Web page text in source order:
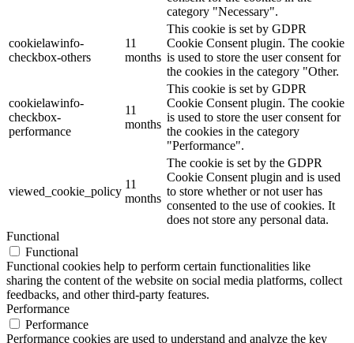
category "Necessary".
cookielawinfo-
checkbox-others
11
months
This cookie is set by GDPR
Cookie Consent plugin. The cookie
is used to store the user consent for
the cookies in the category "Other.
cookielawinfo-
checkbox-
performance
11
months
This cookie is set by GDPR
Cookie Consent plugin. The cookie
is used to store the user consent for
the cookies in the category
"Performance".
viewed_cookie_policy
11
months
The cookie is set by the GDPR
Cookie Consent plugin and is used
to store whether or not user has
consented to the use of cookies. It
does not store any personal data.
Functional
Functional
Functional cookies help to perform certain functionalities like
sharing the content of the website on social media platforms, collect
feedbacks, and other third-party features.
Performance
Performance
Performance cookies are used to understand and analyze the key